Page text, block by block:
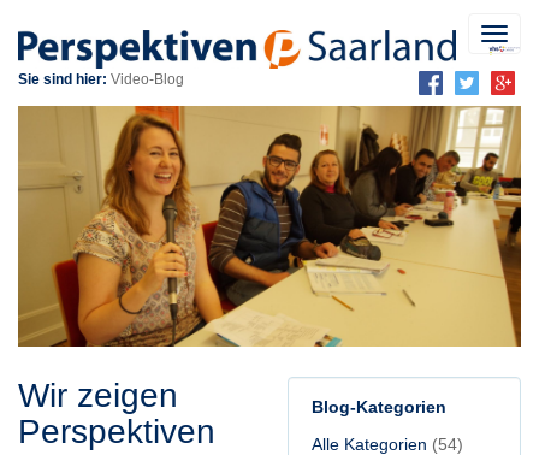
Sie sind hier: Video-Blog
Wir zeigen
Perspektiven
Blog-Kategorien
Alle Kategorien (54)